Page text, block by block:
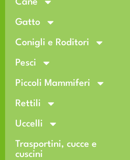
Cane
Gatto
Conigli e Roditori
Pesci
Piccoli Mammiferi
Rettili
Uccelli
Trasportini, cucce e
cuscini